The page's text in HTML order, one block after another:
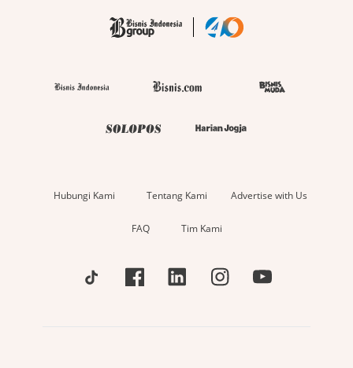
Hubungi Kami Tentang Kami Advertise with Us
FAQ Tim Kami